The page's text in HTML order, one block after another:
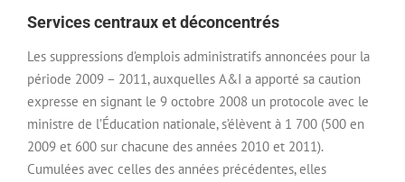
Services centraux et déconcentrés
Les suppressions d’emplois administratifs annoncées pour la
période 2009 – 2011, auxquelles A&I a apporté sa caution
expresse en signant le 9 octobre 2008 un protocole avec le
ministre de l’Éducation nationale, s’élèvent à 1 700 (500 en
2009 et 600 sur chacune des années 2010 et 2011).
Cumulées avec celles des années précédentes, elles